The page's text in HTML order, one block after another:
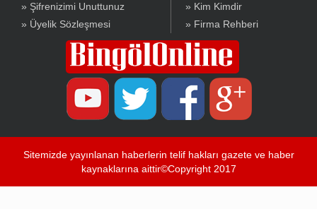
» Şifrenizimi Unuttunuz
» Üyelik Sözleşmesi
» Kim Kimdir
» Firma Rehberi
Sitemizde yayınlanan haberlerin telif hakları gazete ve haber
kaynaklarına aittir©Copyright 2017